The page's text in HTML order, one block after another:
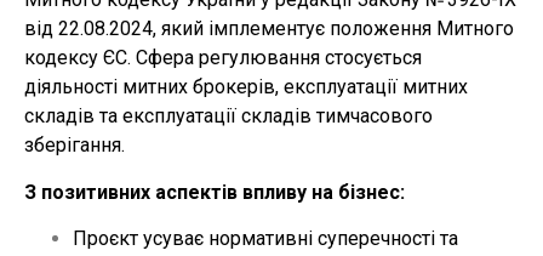
від 22.08.2024, який імплементує положення Митного
кодексу ЄС. Сфера регулювання стосується
діяльності митних брокерів, експлуатації митних
складів та експлуатації складів тимчасового
зберігання.
З позитивних аспектів впливу на бізнес:
Проєкт усуває нормативні суперечності та